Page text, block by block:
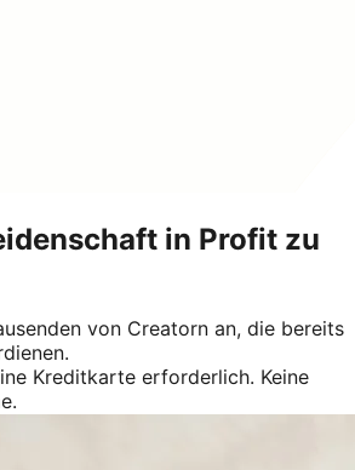
in Profit zu
von Creatorn an, die bereits
Kreditkarte erforderlich. Keine